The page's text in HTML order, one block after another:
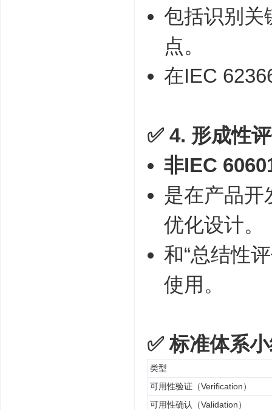
包括识别关
点。
在IEC
✅ 4. 形成性
非IEC
是在产品开
优化设计。
和“总结性
使用。
✅ 标准体系
类型
可用性验证（Verification）
可用性确认（Validation）